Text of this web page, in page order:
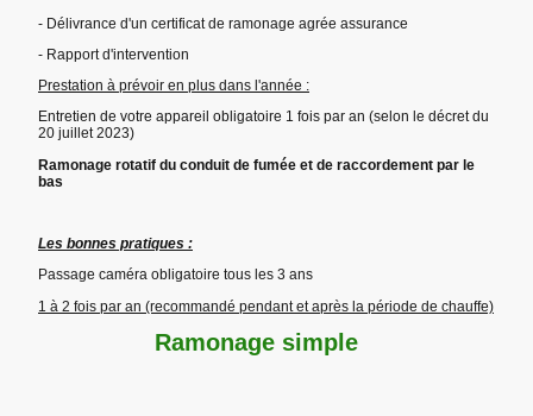
- Délivrance d'un certificat de ramonage agrée assurance
- Rapport d'intervention
Prestation à prévoir en plus dans l'année :
Entretien de votre appareil obligatoire 1 fois par an (selon le décret du
20 juillet 2023)
Ramonage rotatif du conduit de fumée et de raccordement par le
bas
Les bonnes pratiques :
Passage caméra obligatoire tous les 3 ans
1 à 2 fois par an (recommandé pendant et après la période de chauffe)
Ramonage simple